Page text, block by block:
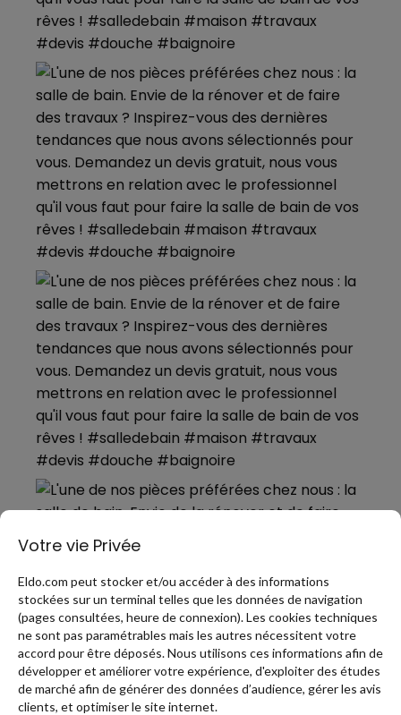
PLUS DE PINS
Votre vie Privée
Eldo.com peut stocker et/ou accéder à des informations
stockées sur un terminal telles que les données de navigation
(pages consultées, heure de connexion). Les cookies techniques
ne sont pas paramétrables mais les autres nécessitent votre
accord pour être déposés. Nous utilisons ces informations afin de
développer et améliorer votre expérience, d'exploiter des études
de marché afin de générer des données d’audience, gérer les avis
clients, et optimiser le site internet.